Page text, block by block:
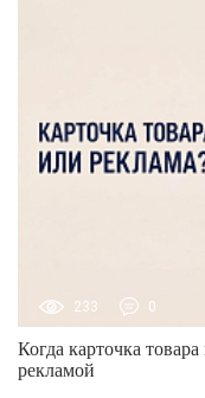
233 0
Когда карточка
рекламой